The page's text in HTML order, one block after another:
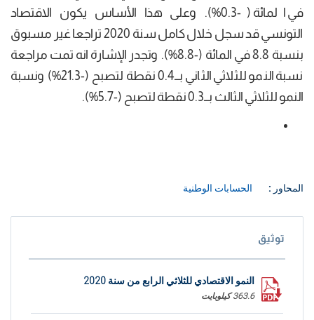
في المائة (-0.3%). وعلى هذا الأساس يكون الاقتصاد
التونسي قد سجل خلال كامل سنة 2020 تراجعا غير مسبوق
بنسبة 8.8 في المائة (-8.8%). وتجدر الإشارة انه تمت مراجعة
نسبة النمو للثلاثي الثاني بــ0.4 نقطة لتصبح (-21.3%) ونسبة
النمو للثلاثي الثالث بــ0.3 نقطة لتصبح (-5.7%).
المحاور : الحسابات الوطنية
توثيق
النمو الاقتصادي للثلاثي الرابع من سنة 2020
363.6 كيلوبايت